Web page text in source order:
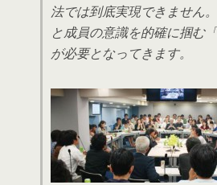
法では到底実現できません
と成員の意識を的確に掴む
が必要となってきます。